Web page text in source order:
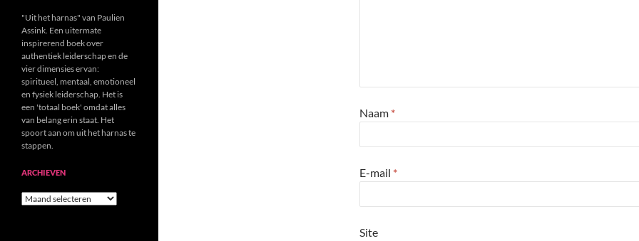
Naam *
E-mail *
Site
"Uit het harnas" van Paulien
Assink. Een uitermate
inspirerend boek over
authentiek leiderschap en de
vier dimensies ervan:
spiritueel, mentaal, emotioneel
en fysiek leiderschap. Het is
een 'totaal boek' omdat alles
van belang erin staat. Het
spoort aan om uit het harnas te
stappen.
ARCHIEVEN
Archieven